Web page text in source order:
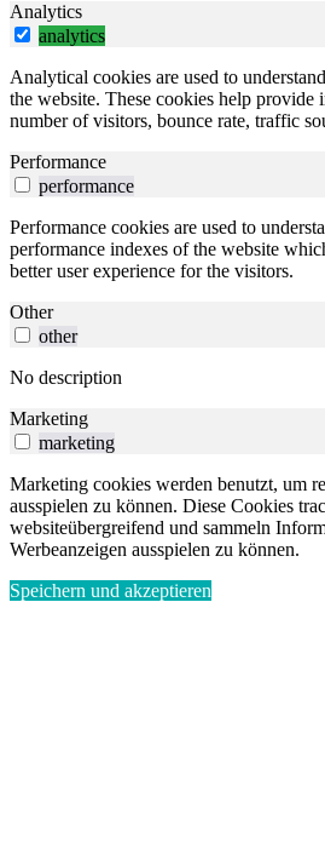
Analytics
analytics
Analytical cookies are used to
the website. These cookies help provide
number of visitors, bounce rate, traffic
Performance
performance
Performance cookies are used to
performance indexes of the website
better user experience for the visitors.
Other
other
No description
Marketing
marketing
Marketing cookies werden benutzt, um
ausspielen zu können. Diese Cookies
websiteübergreifend und sammeln
Werbeanzeigen ausspielen zu können.
Speichern und akzeptieren